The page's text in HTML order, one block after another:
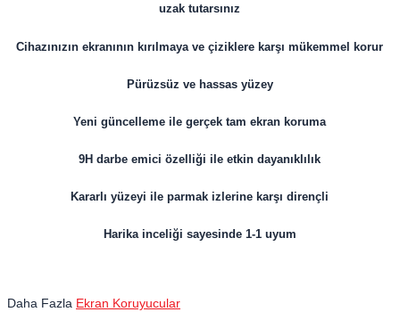
uzak tutarsınız
Cihazınızın ekranının kırılmaya ve çiziklere karşı mükemmel korur
Pürüzsüz ve hassas yüzey
Yeni güncelleme ile gerçek tam ekran koruma
9H darbe emici özelliği ile etkin dayanıklılık
Kararlı yüzeyi ile parmak izlerine karşı dirençli
Harika inceliği sayesinde 1-1 uyum
Daha Fazla Ekran Koruyucular